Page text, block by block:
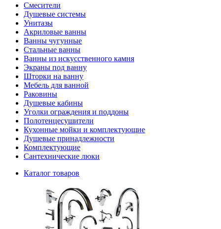
Смесители
Душевые системы
Унитазы
Акриловые ванны
Ванны чугунные
Стальные ванны
Ванны из искусственного камня
Экраны под ванну
Шторки на ванну
Мебель для ванной
Раковины
Душевые кабины
Уголки ограждения и поддоны
Полотенцесушители
Кухонные мойки и комплектующие
Душевые принадлежности
Комплектующие
Сантехнические люки
Каталог товаров